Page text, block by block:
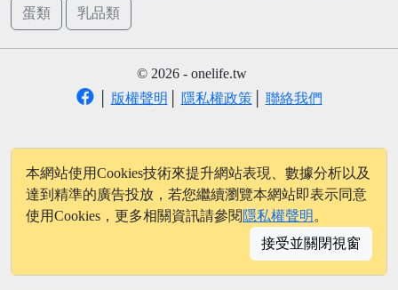
蛋類 乳品類
© 2026 - onelife.tw
版權聲明 隱私權政策│ 聯絡我們
本網站使用Cookies技術來提升網站表現、數據分析以及
達到精準的廣告投放，若您繼續瀏覽本網站即表示同意
使用Cookies，更多相關資訊請參閱 隱私權聲明 。
接受並關閉視窗